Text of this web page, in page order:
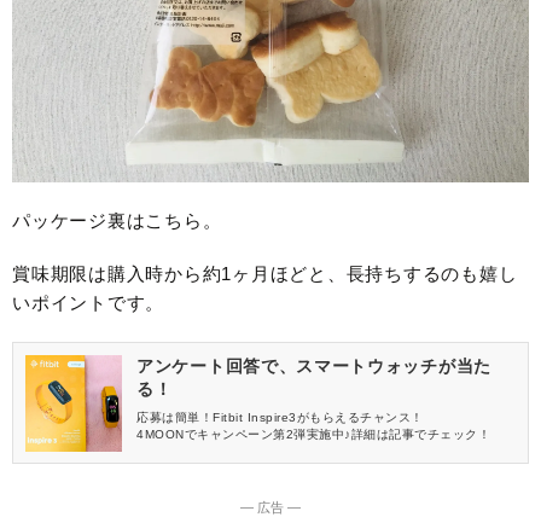
パッケージ裏はこちら。
賞味期限は購入時から約1ヶ月ほどと、長持ちするのも嬉し
いポイントです。
アンケート回答で、スマートウォッチが当た
る！
応募は簡単！Fitbit Inspire3がもらえるチャンス！
4MOONでキャンペーン第2弾実施中♪詳細は記事でチェック！
― 広告 ―